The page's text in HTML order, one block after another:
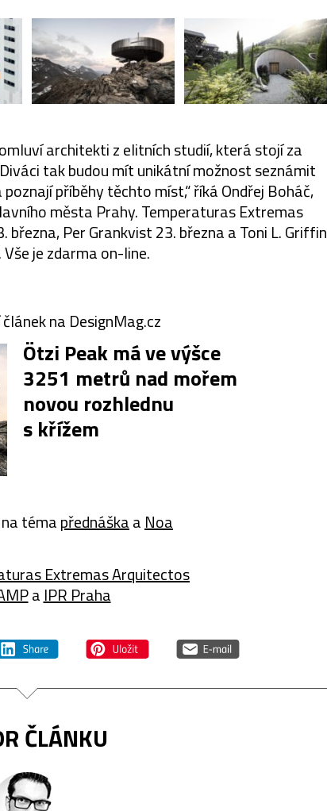
architekti z elitních studií, která stojí za
tak budou mít unikátní možnost seznámit
příběhy těchto míst,“ říká Ondřej Boháč,
města Prahy. Temperaturas Extremas
Per Grankvist 23. března a Toni L. Griffin
je zdarma on-line.
na DesignMag.cz
Ötzi Peak má ve výšce
3251 metrů nad mořem
novou rozhlednu
s křížem
témapřednáškaa Noa
Extremas Arquitectos
a IPR Praha
ČLÁNKU